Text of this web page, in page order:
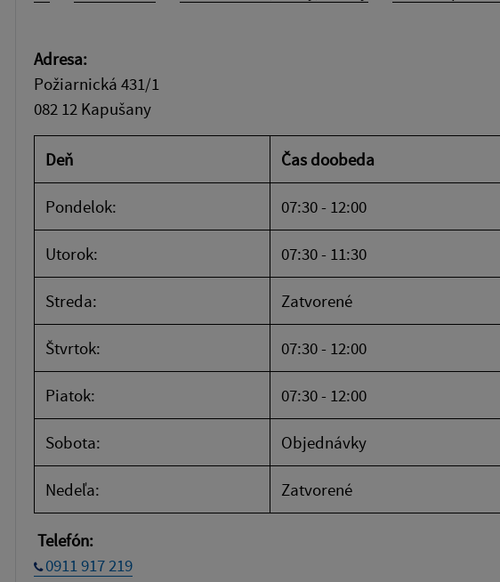
Adresa:
Požiarnická 431/1
082 12 Kapušany
Deň Čas doobeda
Pondelok: 07:30 - 12:00
Utorok: 07:30 - 11:30
Streda: Zatvorené
Štvrtok: 07:30 - 12:00
Piatok: 07:30 - 12:00
Sobota: Objednávky
Nedeľa: Zatvorené
Telefón:
0911 917 219